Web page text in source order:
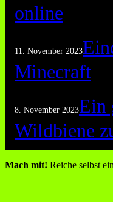
online
11. November 2023
Minecraft
8. November 2023Ein
Wildbiene
Mach mit! Reiche selbst